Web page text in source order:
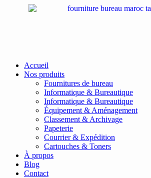
Accueil
Nos produits
Fournitures de bureau
Informatique & Bureautique
Informatique & Bureautique
Équipement & Aménagement
Classement & Archivage
Papeterie
Courrier & Expédition
Cartouches & Toners
À propos
Blog
Contact